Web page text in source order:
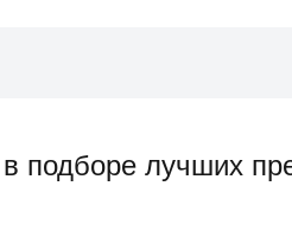
подборе лучших